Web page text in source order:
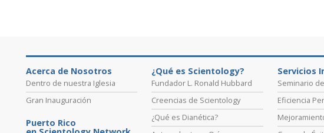
Acerca de Nosotros
Dentro de nuestra Iglesia
Gran Inauguración
Puerto Rico
¿Qué es Scientology?
Fundador L. Ronald Hubbard
Creencias de Scientology
¿Qué es Dianética?
Servicios
Seminario
Eficiencia